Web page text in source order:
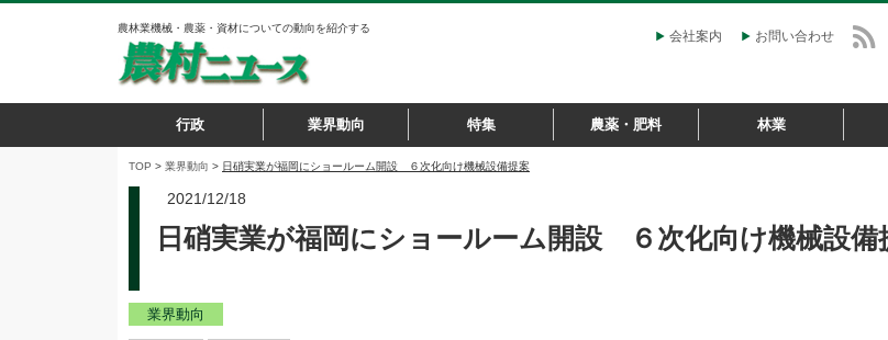
農林業機械・農薬・資材についての動向を紹介する
会社案内 お問い合わせ
行政 業界動向 特集 農薬・肥料 林業
TOP > 業界動向 > 日硝実業が福岡にショールーム開設 ６次化向け機械設備提案
2021/12/18
日硝実業が福岡にショールーム開設 ６次化向け機械設備
業界動向